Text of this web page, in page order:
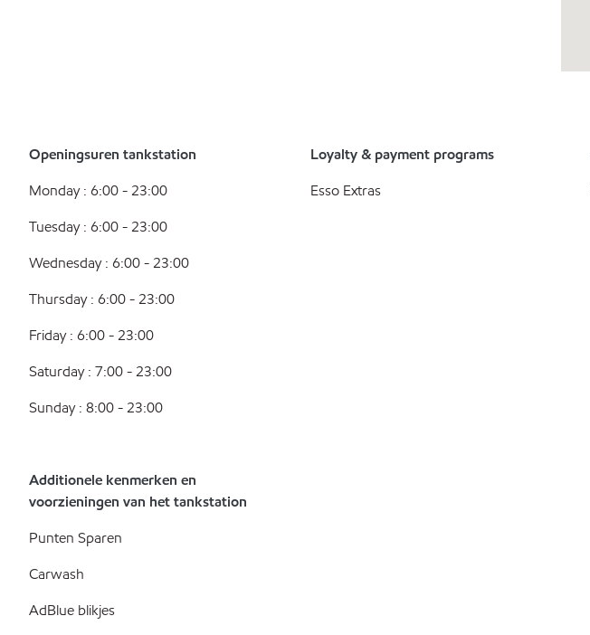
Openingsuren tankstation
Monday : 6:00 - 23:00
Tuesday : 6:00 - 23:00
Wednesday : 6:00 - 23:00
Thursday : 6:00 - 23:00
Friday : 6:00 - 23:00
Saturday : 7:00 - 23:00
Sunday : 8:00 - 23:00
Loyalty & payment programs
Esso Extras
Additionele kenmerken en
voorzieningen van het tankstation
Punten Sparen
Carwash
AdBlue blikjes